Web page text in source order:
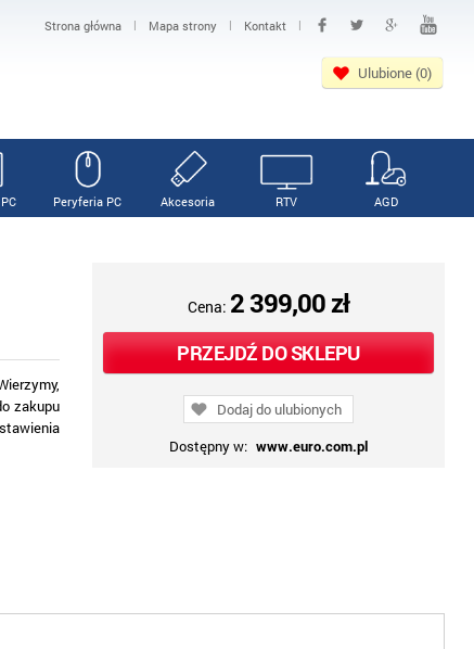
Strona główna | Mapa strony | Kontakt |
Ulubione (0)
Peryferia PC Akcesoria RTV AGD
zakupu
Cena: 2 399,00 zł
PRZEJDŹ DO SKLEPU
Dodaj do ulubionych
Dostępny w: www.euro.com.pl